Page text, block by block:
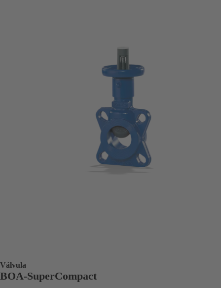
Válvula
BOA-SuperCompact